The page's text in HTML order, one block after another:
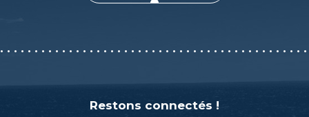
Restons connectés !